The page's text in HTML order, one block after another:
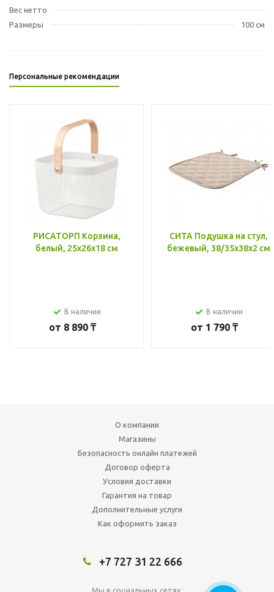
Вес нетто
Размеры
100 см
Персональные рекомендации
РИСАТОРП Корзина,
белый, 25x26x18 см
В наличии
от 8 890 ₸
СИТА Подушка на стул,
бежевый, 38/35x38x2 см
В наличии
от 1 790 ₸
О компании
Магазины
Безопасность онлайн платежей
Договор оферта
Условия доставки
Гарантия на товар
Дополнительные услуги
Как оформить заказ
+7 727 31 22 666
Мы в социальных сетях: